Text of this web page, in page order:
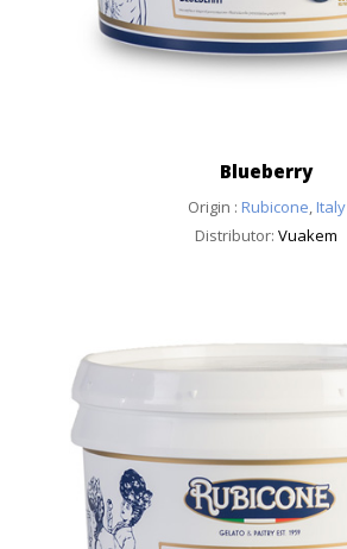
Blueberry
Origin : Rubicone, Italy
Distributor: Vuakem